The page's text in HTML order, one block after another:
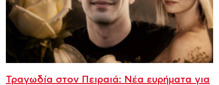
Τραγωδία στον Πειραιά: Νέα ευρήματα για